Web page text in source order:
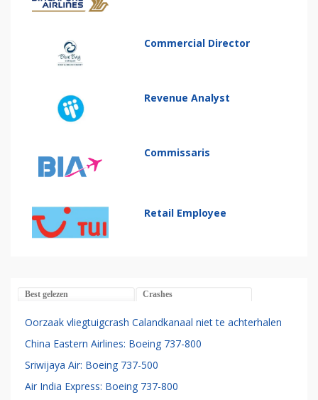
Commercial Director
Revenue Analyst
Commissaris
Retail Employee
Best gelezen Crashes
Oorzaak vliegtuigcrash Calandkanaal niet te achterhalen
China Eastern Airlines: Boeing 737-800
Sriwijaya Air: Boeing 737-500
Air India Express: Boeing 737-800